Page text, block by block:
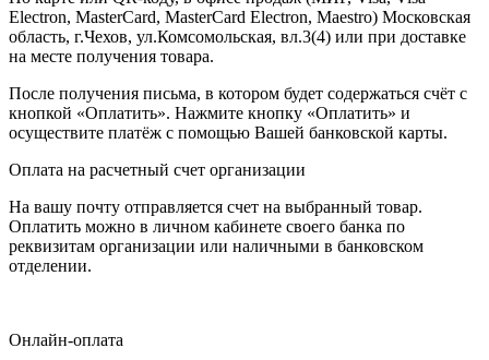
Electron, MasterCard, MasterCard Electron, Maestro) Московская
область, г.Чехов, ул.Комсомольская, вл.3(4) или при доставке
на месте получения товара.
После получения письма, в котором будет содержаться счёт с
кнопкой «Оплатить». Нажмите кнопку «Оплатить» и
осуществите платёж с помощью Вашей банковской карты.
Оплата на расчетный счет организации
На вашу почту отправляется счет на выбранный товар.
Оплатить можно в личном кабинете своего банка по
реквизитам организации или наличными в банковском
отделении.
Онлайн-оплата